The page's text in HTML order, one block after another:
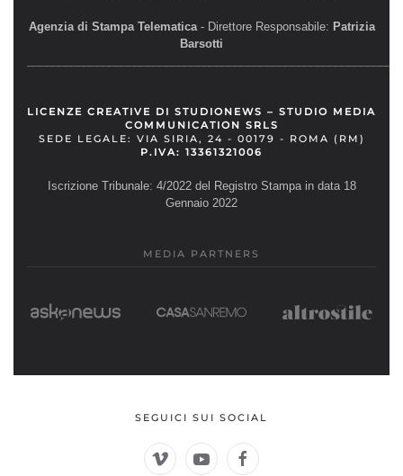
Agenzia di Stampa Telematica- Direttore Responsabile: Patrizia
Barsotti
LICENZE CREATIVE DI STUDIONEWS – STUDIO MEDIA
COMMUNICATION SRLS
SEDE LEGALE: VIA SIRIA, 24 - 00179 - ROMA (RM)
P.IVA: 13361321006
Iscrizione Tribunale: 4/2022 del Registro Stampa in data 18
Gennaio 2022
MEDIA PARTNERS
SEGUICI SUI SOCIAL